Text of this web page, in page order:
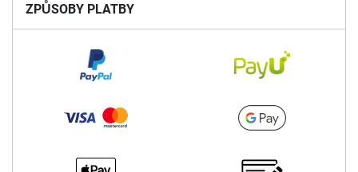
ZPŮSOBY PLATBY